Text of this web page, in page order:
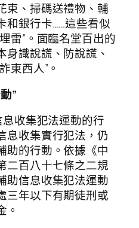
束、掃碼送禮物、輔
和銀行卡……這些看似
雷”。面臨名堂百出的
識說謊、防說謊、
東西人”。
”
息收集犯法運動的行
息收集實行犯法，仍
助的行動。依據《中
二百八十七條之二規
助信息收集犯法運動
三年以下有期徒刑或
。